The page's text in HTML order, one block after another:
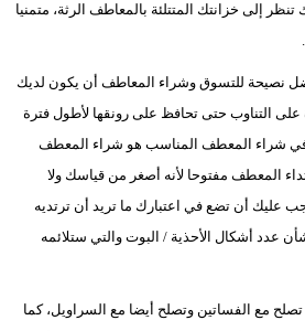
إلى خزانتك المتتلئة بالمعاطف الرثة، متمنيا
نصيحة للتسوق وشراء المعاطف أن يكون لديك
على التناوب حتى تحافظ على رونقها لأطول فترة
في شراء المعطف المناسب هو شراء المعطف
المعطف مفتوحا لأنه أصغر من قياسك ولا
عليك أن تضع في اعتبارك ما تريد أن ترتديه
عدد أشكال الأحذية / البوت والتي ستلائمه
تصلح مع الفساتين وتصلح أيضا مع السراويل، كما